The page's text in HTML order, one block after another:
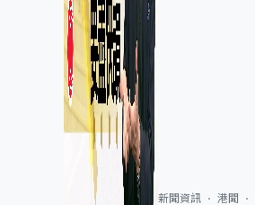
新聞資訊 港聞